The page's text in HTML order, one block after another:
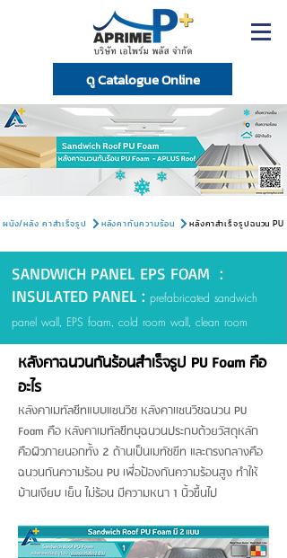
ดู Catalogue Online
ผนัง/หลัง คาสำเร็จรูป หลังคากันความร้อน หลังคาสำเร็จรูปฉนวน PU
SANDWICH PANEL EPS FOAM :
INSULATED PANEL : prefabricated sandwich
panel wall, EPS foam, cold room wall, clean room
หลังคาฉนวนกันร้อนสำเร็จรูป PU Foam คือ
อะไร
หลังคาเมทัลชีทแบบแซนวิช หลังคาเเซนวิชฉนวน PU
Foam คือ หลังคาเมทัลชีทบุฉนวนประกบด้วยวัสดุหลัก
คือผิวภายนอกทั้ง 2 ด้านเป็นเมทัชขีท และตรงกลางคือ
ฉนวนกันความร้อน PU เพื่อป้องกันความร้อนสูง ทำให้
บ้านเงียบ เย็น ไม่ร้อน มีความหนา 1 นิ้วขึ้นไป